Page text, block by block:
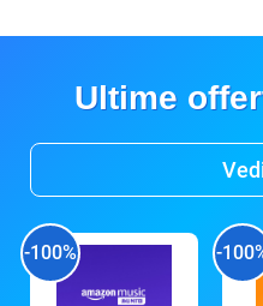
Ultime
-100% -